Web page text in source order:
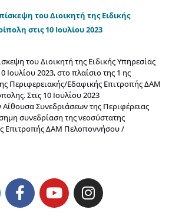
του Διοικητή της Ειδικής
στις 10 Ιουλίου 2023
του Διοικητή της Ειδικής Υπηρεσίας
Ιουλίου 2023, στο πλαίσιο της 1 ης
Περιφερειακής/Εδαφικής Επιτροπής ΔΑΜ
Στις 10 Ιουλίου 2023
Συνεδριάσεων της Περιφέρειας
συνεδρίαση της νεοσύστατης
Επιτροπής ΔΑΜ Πελοποννήσου /